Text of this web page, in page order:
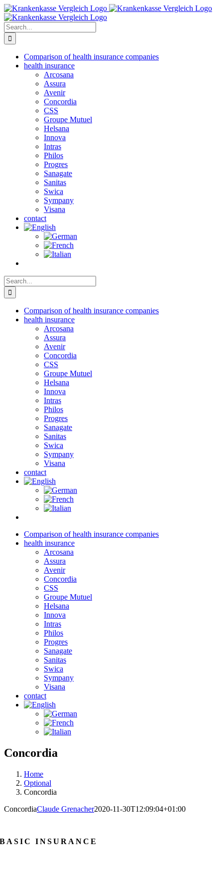
Skip
to
content
Search
for:
Comparison of health insurance companies
health insurance
Arcosana
Assura
Avenir
Concordia
CSS
Groupe Mutuel
Helsana
Innova
Intras
Philos
Progres
Sanagate
Sanitas
Swica
Sympany
Visana
contact
Search
for:
Comparison of health insurance companies
health insurance
Arcosana
Assura
Avenir
Concordia
CSS
Groupe Mutuel
Helsana
Innova
Intras
Philos
Progres
Sanagate
Sanitas
Swica
Sympany
Visana
contact
Comparison of health insurance companies
health insurance
Arcosana
Assura
Avenir
Concordia
CSS
Groupe Mutuel
Helsana
Innova
Intras
Philos
Progres
Sanagate
Sanitas
Swica
Sympany
Visana
contact
Concordia
Home
Optional
Concordia
ConcordiaClaude Grenacher2020-11-30T12:09:04+01:00
BASIC INSURANCE